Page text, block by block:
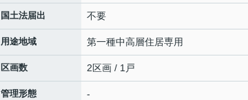
国土法届出 不要
用途地域 第一種中高層住居専用
区画数 2区画 / 1戸
管理形態 -